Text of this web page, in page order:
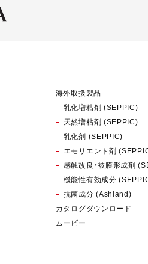
海外取扱製品
乳化増粘剤 (SEPPIC)
天然増粘剤 (SEPPIC)
乳化剤 (SEPPIC)
エモリエント剤
感触改良・被膜形成剤
機能性有効成分
抗菌成分 (Ashland)
カタログダウンロード
ムービー